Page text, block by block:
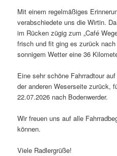
Mit einem regelmäßiges
verabschiedete uns die Wirtin.
im Rücken zügig zum „Café
frisch und fit ging es zurück
sonnigem Wetter eine 36
Eine sehr schöne Fahrradtour
der anderen Weserseite zurück,
22.07.2026 nach Bodenwerder.
Wir freuen uns auf alle
können.
Viele Radlergrüße!